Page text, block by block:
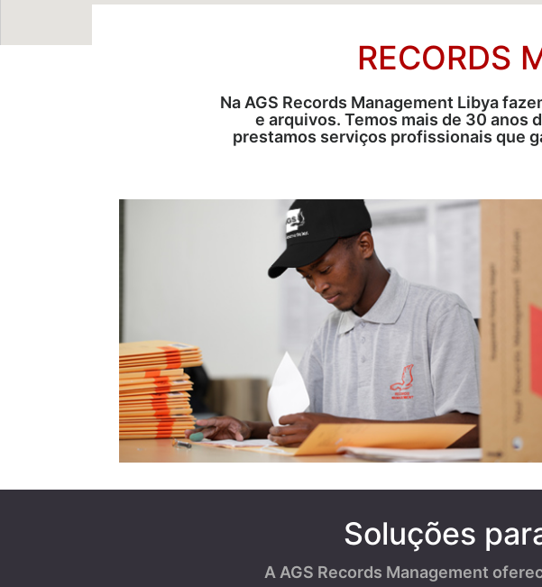
RECORDS
Na AGS Records Management Libya
e arquivos. Temos mais de 30 anos
prestamos serviços profissionais que
Soluções
A AGS Records Management